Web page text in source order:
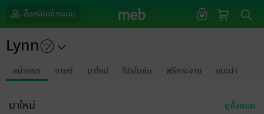
ล็อกอินเข้าระบบ
Lynn㋡
หน้าแรก ขายดี มาใหม่ โปรโมชัน ฟรีกระจาย แนะนำ
มาใหม่ ดูทั้งหมด